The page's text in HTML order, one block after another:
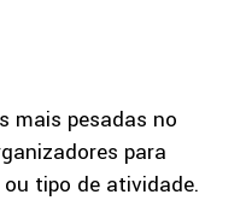
mais pesadas no
para
tipo de atividade.